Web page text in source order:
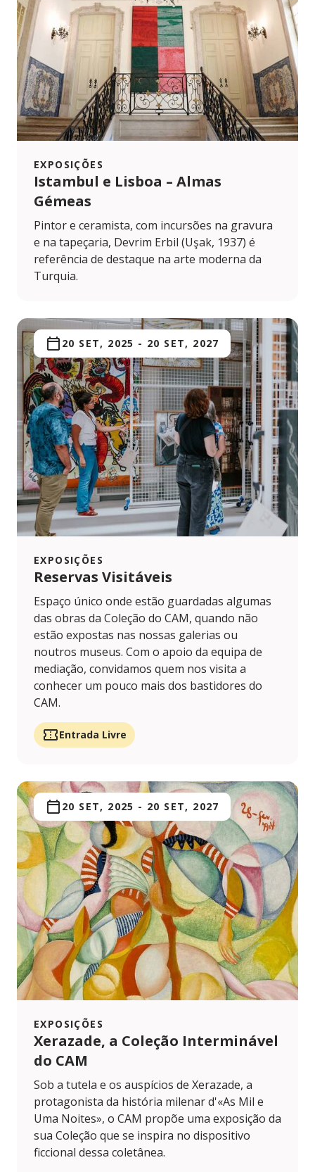
EXPOSIÇÕES
Istambul e Lisboa – Almas
Gémeas
Pintor e ceramista, com incursões na gravura
e na tapeçaria, Devrim Erbil (Uşak, 1937) é
referência de destaque na arte moderna da
Turquia.
EXPOSIÇÕES
Reservas Visitáveis
20 SET, 2025 - 20 SET, 2027
Espaço único onde estão guardadas algumas
das obras da Coleção do CAM, quando não
estão expostas nas nossas galerias ou
noutros museus. Com o apoio da equipa de
mediação, convidamos quem nos visita a
conhecer um pouco mais dos bastidores do
CAM.
Entrada Livre
EXPOSIÇÕES
Xerazade, a Coleção Interminável
do CAM
20 SET, 2025 - 20 SET, 2027
Sob a tutela e os auspícios de Xerazade, a
protagonista da história milenar d'«As Mil e
Uma Noites», o CAM propõe uma exposição da
sua Coleção que se inspira no dispositivo
ficcional dessa coletânea.